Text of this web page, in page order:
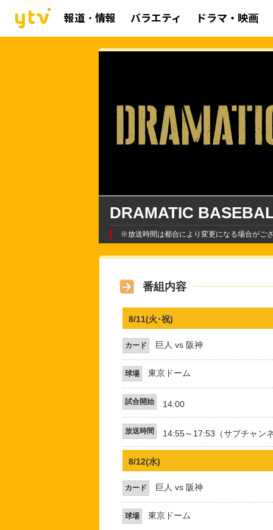
報道・情報 バラエティ ドラマ・映画
DRAMATIC
※放送時間は都合により変更になる場合がご
番組内容
8/11(火･祝)
カード 巨人 vs 阪神
球場 東京ドーム
試合開始 14:00
放送時間 14:55～17:53（サブチャン
8/12(水)
カード 巨人 vs 阪神
球場 東京ドーム